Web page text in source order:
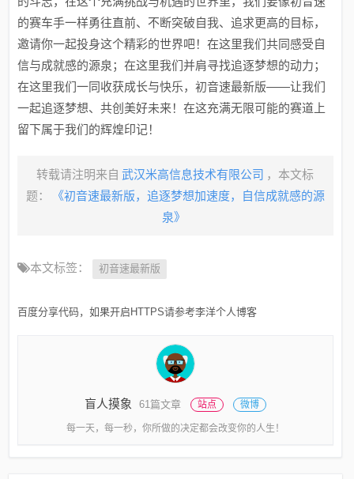
的赛车手一样勇往直前、不断突破自我、追求更高的目标，
邀请你一起投身这个精彩的世界吧！在这里我们共同感受自
信与成就感的源泉；在这里我们并肩寻找追逐梦想的动力；
在这里我们一同收获成长与快乐，初音速最新版——让我们
一起追逐梦想、共创美好未来！在这充满无限可能的赛道上
留下属于我们的辉煌印记！
转载请注明来自 武汉米高信息技术有限公司 ，本文标
题：
《初音速最新版，追逐梦想加速度，自信成就感的源
泉》
本文标签： 初音速最新版
百度分享代码，如果开启HTTPS请参考李洋个人博客
盲人摸象 61篇文章 站点 微博
每一天，每一秒，你所做的决定都会改变你的人生！